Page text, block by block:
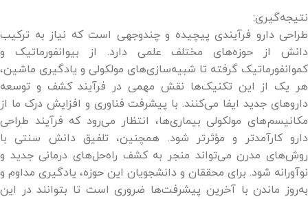
نتیجه‌گیری:
طراحی دارو فرآیندی پیچیده و چندوجهی است که نیاز به ترکیب
دانش از حوزه‌های مختلف علمی دارد. از بیوانفورماتیک و
کموانفورماتیک گرفته تا شبیه‌سازی‌های مولکولی و یادگیری ماشین،
هر یک از این تکنیک‌ها نقش مهمی در فرآیند کشف و توسعه
داروهای جدید ایفا می‌کنند. با پیشرفت فناوری و افزایش درک ما از
مکانیسم‌های مولکولی بیماری‌ها، انتظار می‌رود که فرآیند طراحی
دارو کارآمدتر و مؤثرتر شود. همچنین، تلفیق دانش سنتی با
روش‌های مدرن می‌تواند منجر به کشف راه‌حل‌های درمانی جدید و
نوآورانه شود. برای محققان و دانشجویان این حوزه، یادگیری مداوم و
به‌روز ماندن با آخرین پیشرفت‌ها ضروری است تا بتوانند در این